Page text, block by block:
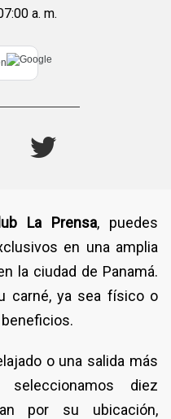
a. m.
La Prensa, puedes
en una amplia
la ciudad de Panamá.
carné, ya sea físico o
o una salida más
diez
por su ubicación,